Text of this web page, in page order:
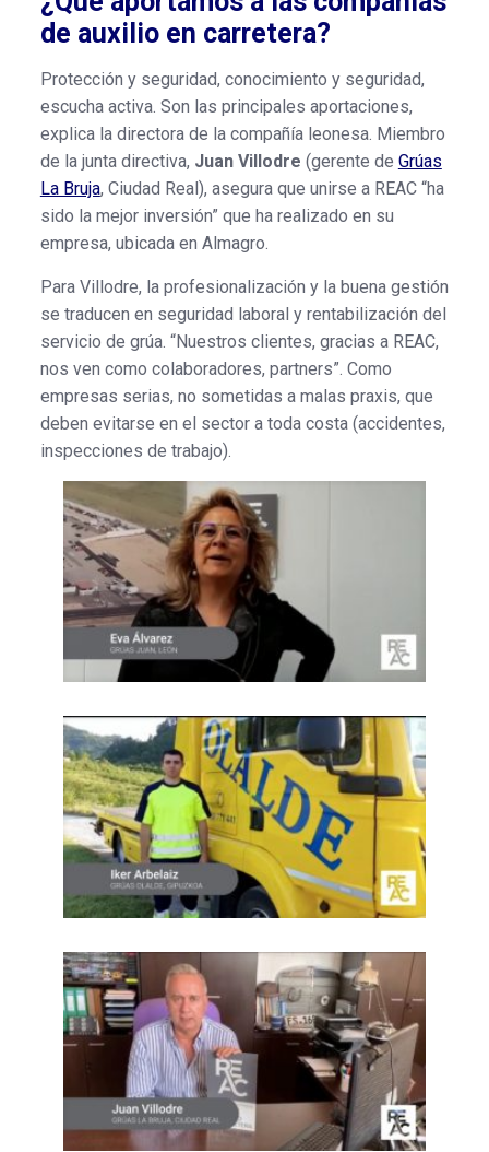
de auxilio en carretera?
Protección y seguridad, conocimiento y seguridad,
escucha activa. Son las principales aportaciones,
explica la directora de la compañía leonesa. Miembro
de la junta directiva, Juan Villodre (gerente de Grúas
La Bruja, Ciudad Real), asegura que unirse a REAC “ha
sido la mejor inversión” que ha realizado en su
empresa, ubicada en Almagro.
Para Villodre, la profesionalización y la buena gestión
se traducen en seguridad laboral y rentabilización del
servicio de grúa. “Nuestros clientes, gracias a REAC,
nos ven como colaboradores, partners”. Como
empresas serias, no sometidas a malas praxis, que
deben evitarse en el sector a toda costa (accidentes,
inspecciones de trabajo).